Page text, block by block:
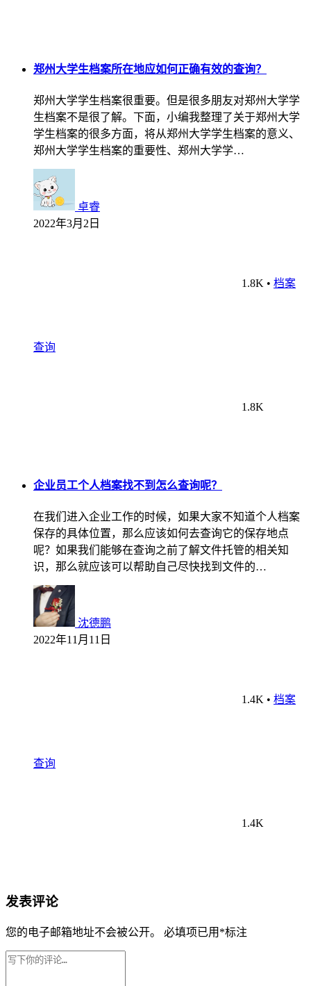
郑州大学生档案所在地应如何正确有效的查询？
郑州大学学生档案很重要。但是很多朋友对郑州大学学
生档案不是很了解。下面，小编我整理了关于郑州大学
学生档案的很多方面，将从郑州大学学生档案的意义、
郑州大学学生档案的重要性、郑州大学学…
卓睿
2022年3月2日
1.8K • 档案
查询
1.8K
企业员工个人档案找不到怎么查询呢？
在我们进入企业工作的时候，如果大家不知道个人档案
保存的具体位置，那么应该如何去查询它的保存地点
呢？如果我们能够在查询之前了解文件托管的相关知
识，那么就应该可以帮助自己尽快找到文件的…
沈德鹏
2022年11月11日
1.4K • 档案
查询
1.4K
发表评论
您的电子邮箱地址不会被公开。 必填项已用 *标注